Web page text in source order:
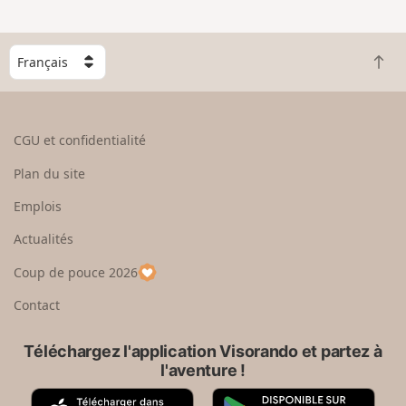
g
n
C
h
o
e
u
p
a
R
e
CGU et confidentialité
Plan du site
Emplois
Actualités
Coup de pouce 2026
Contact
Téléchargez l'application Visorando et partez à
l'aventure !
A G